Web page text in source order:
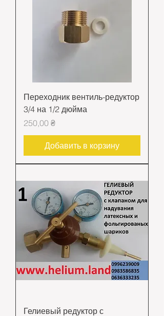
Переходник вентиль-редуктор
3/4 на 1/2 дюйма
Цена
250,00 ₴
Добавить в корзину
Гелиевый редуктор с